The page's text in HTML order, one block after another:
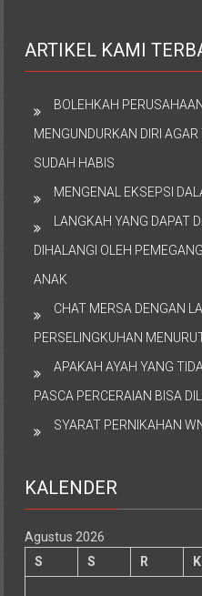
ARTIKEL KAMI
BOLEHKAH
MENGUNDURKAN DIRI
SUDAH HABIS
MENGENAL EKSEPSI
LANGKAH YANG DAPAT
DIHALANGI OLEH
ANAK
CHAT MERSA DENGAN
PERSELINGKUHAN
APAKAH AYAH YANG
PASCA PERCERAIAN BISA
SYARAT PERNIKAHAN
KALENDER
Agustus 2026
S
S R K